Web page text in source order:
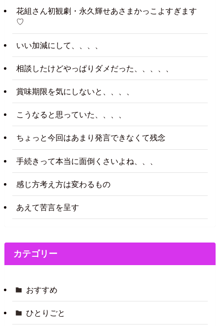
花組さん初観劇・永久輝せあさまかっこよすぎます
♡
いい加減にして、、、、
相談したけどやっぱりダメだった、、、、、
賞味期限を気にしないと、、、、
こうなると思っていた、、、、
ちょっと今回はあまり発言できなくて残念
手続きって本当に面倒くさいよね、、、
感じ方考え方は変わるもの
あえて苦言を呈す
カテゴリー
おすすめ
ひとりごと